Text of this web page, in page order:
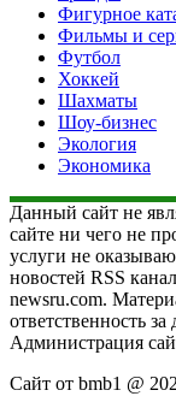
Фигурное
Фильмы и
Футбол
Хоккей
Шахматы
Шоу-бизнес
Экология
Экономика
Данный сайт не
сайте ни чего не
услуги не
новостей RSS
newsru.com.
ответственность
Администрация
Сайт от bmb1 @